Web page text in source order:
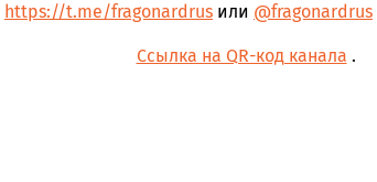
https://t.me/fragonardrus или @fragonardrus
Ссылка на QR-код канала .